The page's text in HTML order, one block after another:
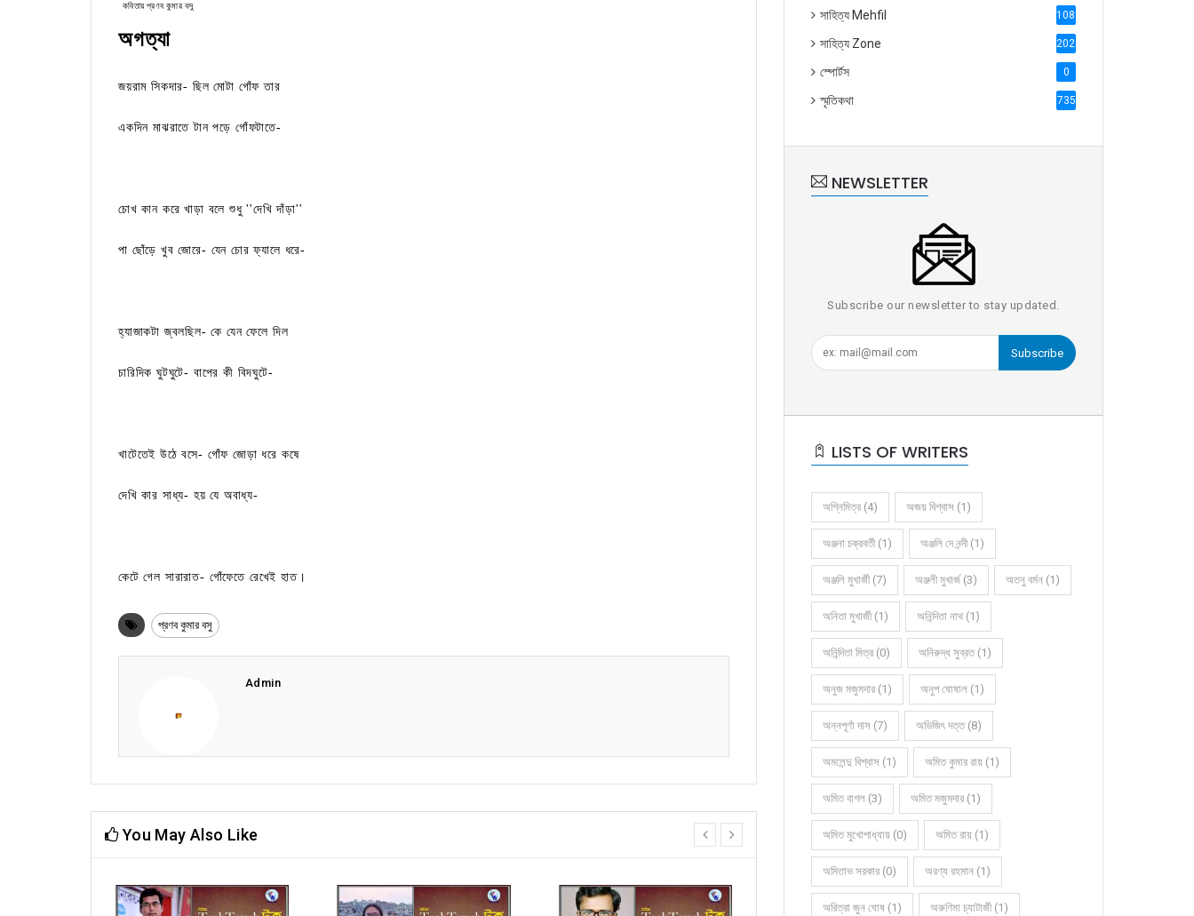
কবিতায় প্রণব কুমার বসু
অগত্যা
জয়রাম সিকদার- ছিল মোটা গোঁফ তার
একদিন মাঝরাতে টান পড়ে গোঁফটাতে-
চোখ কান করে খাড়া বলে শুধু ''দেখি দাঁড়া''
পা ছোঁড়ে খুব জোরে- যেন চোর ফ্যালে ধরে-
হ্যাজাকটা জ্বলছিল- কে যেন ফেলে দিল
চারিদিক ঘুটঘুটে- বাপের কী বিদঘুটে-
খাটেতেই উঠে বসে- গোঁফ জোড়া ধরে কষে
দেখি কার সাধ্য- হয় যে অবাধ্য-
কেটে গেল সারারাত- গোঁফেতে রেখেই হাত।
প্রণব কুমার বসু
Admin
You May Also Like
prev
সাহিত্য Mehfil 1088
সাহিত্য Zone 2028
স্পোর্টস 0
স্মৃতিকথা 735
NEWSLETTER
Subscribe our newsletter to stay updated.
Subscribe
LISTS OF WRITERS
অগ্নিমিত্র (4) অজয় বিশ্বাস (1)
অঞ্জনা চক্রবর্তী (1) অঞ্জলি দে নন্দী (1)
অঞ্জলি মুখার্জী (7) অঞ্জলী মুখার্জ (3) অতনু বর্মন (1)
অনিতা মুখার্জী (1) অনিন্দিতা নাথ (1)
অনিন্দিতা মিত্র (0) অনিরুদ্ধ সুব্রত (1)
অনুজ মজুমদার (1) অনুপ ঘোষাল (1)
অন্নপূর্ণা দাস (7) অভিজিৎ দত্ত (8)
অমলেন্দু বিশ্বাস (1) অমিত কুমার রায় (1)
অমিত বাগল (3) অমিত মজুমদার (1)
অমিত মুখোপাধ্যায় (0) অমিত রায় (1)
অমিতাভ সরকার (0) অরণ্য রহমান (1)
অরিত্রা জুন ঘোষ (1) অরুণিমা চ্যাটার্জী (1)